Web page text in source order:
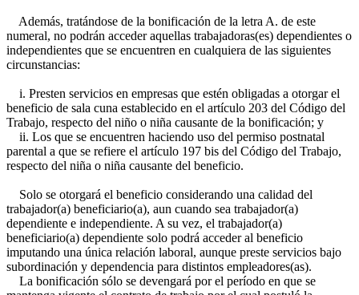
Además, tratándose de la bonificación de la letra A. de este
numeral, no podrán acceder aquellas trabajadoras(es) dependientes o
independientes que se encuentren en cualquiera de las siguientes
circunstancias:
i. Presten servicios en empresas que estén obligadas a otorgar el
beneficio de sala cuna establecido en el artículo 203 del Código del
Trabajo, respecto del niño o niña causante de la bonificación; y
ii. Los que se encuentren haciendo uso del permiso postnatal
parental a que se refiere el artículo 197 bis del Código del Trabajo,
respecto del niña o niña causante del beneficio.
Solo se otorgará el beneficio considerando una calidad del
trabajador(a) beneficiario(a), aun cuando sea trabajador(a)
dependiente e independiente. A su vez, el trabajador(a)
beneficiario(a) dependiente solo podrá acceder al beneficio
imputando una única relación laboral, aunque preste servicios bajo
subordinación y dependencia para distintos empleadores(as).
La bonificación sólo se devengará por el período en que se